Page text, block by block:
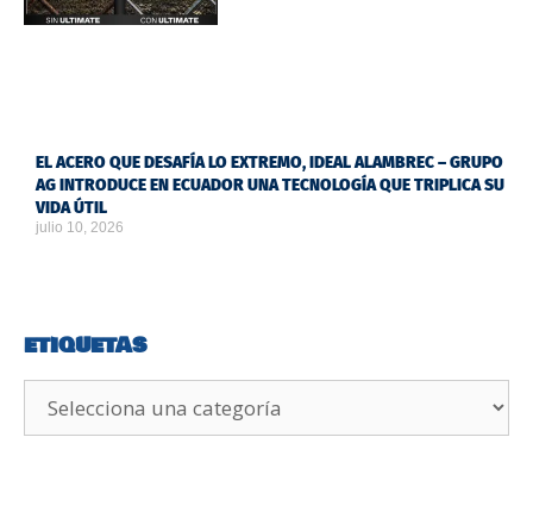
EL ACERO QUE DESAFÍA LO EXTREMO, IDEAL ALAMBREC – GRUPO
AG INTRODUCE EN ECUADOR UNA TECNOLOGÍA QUE TRIPLICA SU
VIDA ÚTIL
julio 10, 2026
ETIQUETAS